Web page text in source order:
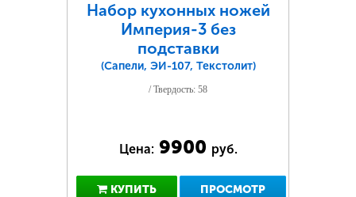
Набор кухонных ножей
Империя-3 без
подставки
(Сапели, ЭИ-107, Текстолит)
/ Твердость: 58
Цена: 9900 руб.
КУПИТЬ ПРОСМОТР